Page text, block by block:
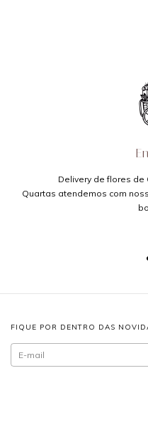
Delivery de flores de
Quartas atendemos com
FIQUE POR DENTRO DAS